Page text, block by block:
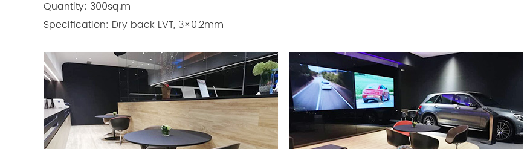
Quantity: 300sq.m
Specification: Dry back LVT, 3×0.2mm